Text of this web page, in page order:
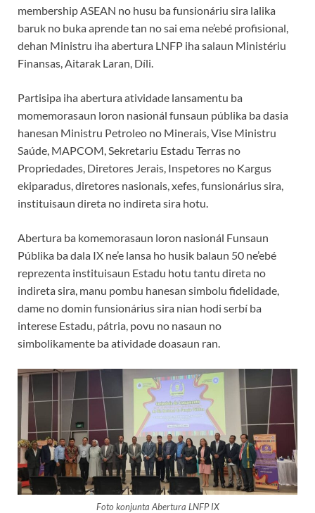
membership ASEAN no husu ba funsionáriu sira lalika
baruk no buka aprende tan no sai ema ne’ebé profisional,
dehan Ministru iha abertura LNFP iha salaun Ministériu
Finansas, Aitarak Laran, Díli.
Partisipa iha abertura atividade lansamentu ba
momemorasaun loron nasionál funsaun públika ba dasia
hanesan Ministru Petroleo no Minerais, Vise Ministru
Saúde, MAPCOM, Sekretariu Estadu Terras no
Propriedades, Diretores Jerais, Inspetores no Kargus
ekiparadus, diretores nasionais, xefes, funsionárius sira,
instituisaun direta no indireta sira hotu.
Abertura ba komemorasaun loron nasionál Funsaun
Públika ba dala IX ne’e lansa ho husik balaun 50 ne’ebé
reprezenta instituisaun Estadu hotu tantu direta no
indireta sira, manu pombu hanesan simbolu fidelidade,
dame no domin funsionárius sira nian hodi serbí ba
interese Estadu, pátria, povu no nasaun no
simbolikamente ba atividade doasaun ran.
Foto konjunta Abertura LNFP IX